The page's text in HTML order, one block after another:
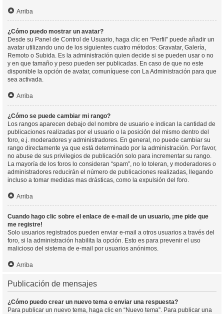
Arriba
¿Cómo puedo mostrar un avatar?
Desde su Panel de Control de Usuario, haga clic en “Perfil” puede añadir un
avatar utilizando uno de los siguientes cuatro métodos: Gravatar, Galería,
Remoto o Subida. Es la administración quien decide si se pueden usar o no
y en que tamaño y peso pueden ser publicadas. En caso de que no este
disponible la opción de avatar, comuníquese con La Administración para que
sea activada.
Arriba
¿Cómo se puede cambiar mi rango?
Los rangos aparecen debajo del nombre de usuario e indican la cantidad de
publicaciones realizadas por el usuario o la posición del mismo dentro del
foro, e.j. moderadores y administradores. En general, no puede cambiar su
rango directamente ya que está determinado por la administración. Por favor,
no abuse de sus privilegios de publicación solo para incrementar su rango.
La mayoría de los foros lo consideran “spam”, no lo toleran, y moderadores o
administradores reducirán el número de publicaciones realizadas, llegando
incluso a tomar medidas mas drásticas, como la expulsión del foro.
Arriba
Cuando hago clic sobre el enlace de e-mail de un usuario, ¡me pide que
me registre!
Solo usuarios registrados pueden enviar e-mail a otros usuarios a través del
foro, si la administración habilita la opción. Esto es para prevenir el uso
malicioso del sistema de e-mail por usuarios anónimos.
Arriba
Publicación de mensajes
¿Cómo puedo crear un nuevo tema o enviar una respuesta?
Para publicar un nuevo tema, haga clic en “Nuevo tema”. Para publicar una